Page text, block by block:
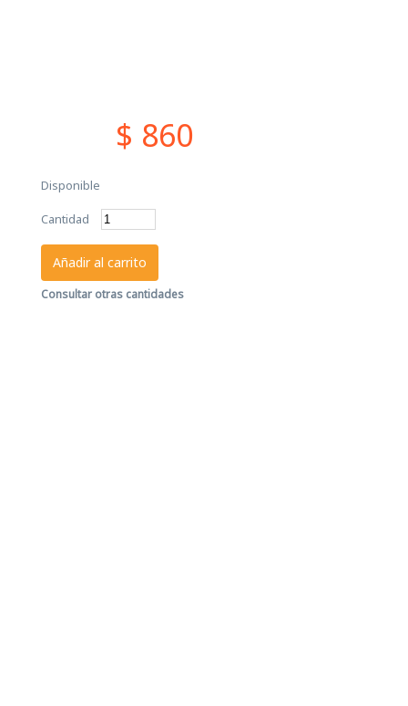
$ 860
Disponible
Cantidad
Añadir al carrito
Consultar otras cantidades